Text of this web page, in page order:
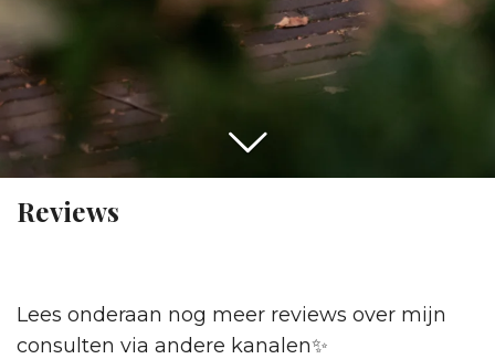
Reviews
Lees onderaan nog meer reviews over mijn
consulten via andere kanalen✨️